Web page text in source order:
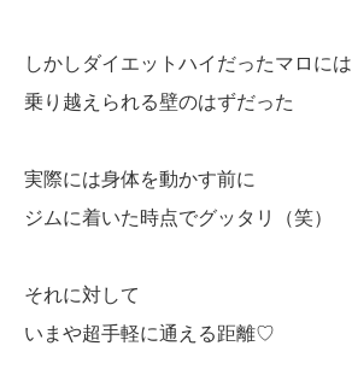
しかしダイエットハイだったマロには
乗り越えられる壁のはずだった
実際には身体を動かす前に
ジムに着いた時点でグッタリ（笑）
それに対して
いまや超手軽に通える距離♡